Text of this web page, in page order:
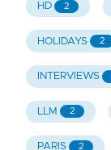
HD 2
HOLIDAYS 2
INTERVIEWS
LLM 2
PARIS 2